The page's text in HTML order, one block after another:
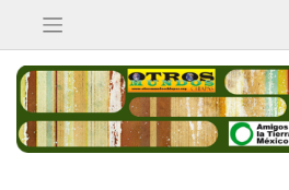
contenido